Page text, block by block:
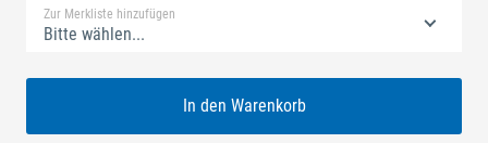
Zur Merkliste hinzufügen
Bitte wählen...
In den Warenkorb